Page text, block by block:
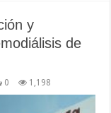
y
de
0 1,198